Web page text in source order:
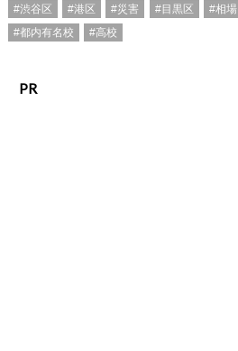
#渋谷区
#港区 #災害 #目黒区 #相場
#都内有名校
#高校
PR